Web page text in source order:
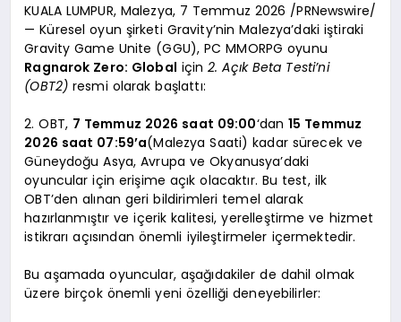
KUALA LUMPUR, Malezya, 7 Temmuz 2026 /PRNewswire/
— Küresel oyun şirketi Gravity’nin Malezya’daki iştiraki
Gravity Game Unite (GGU), PC MMORPG oyunu
Ragnarok Zero: Global için2. Açık Beta Testi’ni
(OBT2)resmi olarak başlattı:
2. OBT, 7 Temmuz 2026 saat 09:00‘dan15 Temmuz
2026 saat 07:59’a(Malezya Saati) kadar sürecek ve
Güneydoğu Asya, Avrupa ve Okyanusya’daki
oyuncular için erişime açık olacaktır. Bu test, ilk
OBT’den alınan geri bildirimleri temel alarak
hazırlanmıştır ve içerik kalitesi, yerelleştirme ve hizmet
istikrarı açısından önemli iyileştirmeler içermektedir.
Bu aşamada oyuncular, aşağıdakiler de dahil olmak
üzere birçok önemli yeni özelliği deneyebilirler: